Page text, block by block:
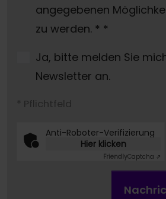
angegebenen
zu werden. * *
Ja, bitte melden Sie
Newsletter an.
* Pflichtfeld
Anti-Roboter-Verifizierung
Hier klicken
FriendlyCaptcha ⇗